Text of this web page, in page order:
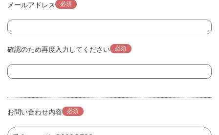
メールアドレス 必須
確認のため再度入力してください 必須
お問い合わせ内容 必須